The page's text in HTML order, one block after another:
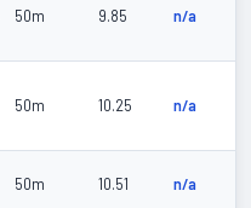
50m 9.85 n/a
50m 10.25 n/a
50m 10.51 n/a